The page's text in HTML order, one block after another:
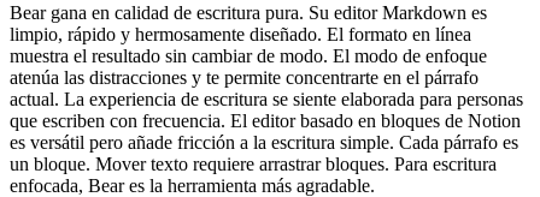
Bear gana en calidad de escritura pura. Su editor Markdown es
limpio, rápido y hermosamente diseñado. El formato en línea
muestra el resultado sin cambiar de modo. El modo de enfoque
atenúa las distracciones y te permite concentrarte en el párrafo
actual. La experiencia de escritura se siente elaborada para personas
que escriben con frecuencia. El editor basado en bloques de Notion
es versátil pero añade fricción a la escritura simple. Cada párrafo es
un bloque. Mover texto requiere arrastrar bloques. Para escritura
enfocada, Bear es la herramienta más agradable.